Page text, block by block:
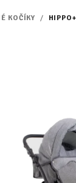
KOČÍKY / HIPPO+